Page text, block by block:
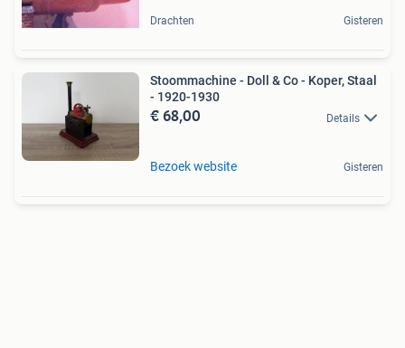
Drachten Gisteren
Stoommachine - Doll & Co - Koper, Staal
- 1920-1930
€ 68,00 Details
Bezoek website Gisteren